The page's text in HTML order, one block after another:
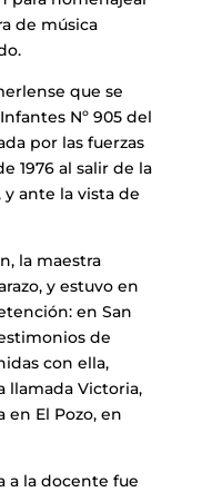
de música
que se
Nº 905 del
por las fuerzas
1976 al salir de la
ante la vista de
la maestra
y estuvo en
en San
de
con ella,
llamada Victoria,
en El Pozo, en
a la docente fue